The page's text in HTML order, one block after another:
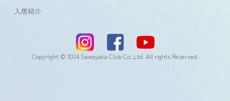
入居紹介
Copyright © 2024 Sawayaka Club Co.,Ltd. All rights Reserved.